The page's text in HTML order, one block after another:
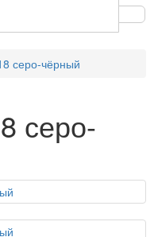
серо-чёрный
серо-